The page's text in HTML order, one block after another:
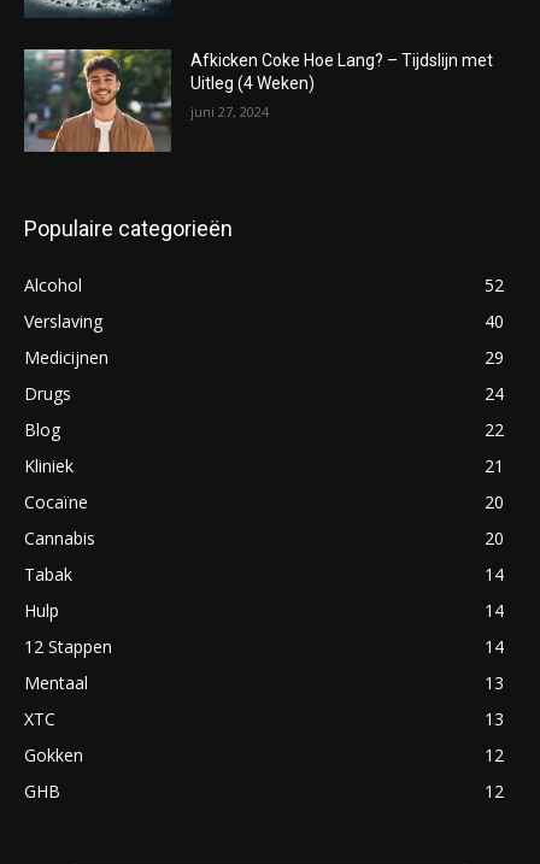
Afkicken Coke Hoe Lang? – Tijdslijn met
Uitleg (4 Weken)
juni 27, 2024
Populaire categorieën
Alcohol
52
Verslaving
40
Medicijnen
29
Drugs
24
Blog
22
Kliniek
21
Cocaïne
20
Cannabis
20
Tabak
14
Hulp
14
12 Stappen
14
Mentaal
13
XTC
13
Gokken
12
GHB
12